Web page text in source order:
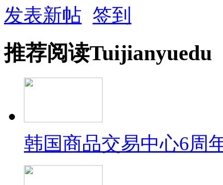
发表新帖 签到
推荐阅读Tuijianyuedu
韩国商品交易中心6周